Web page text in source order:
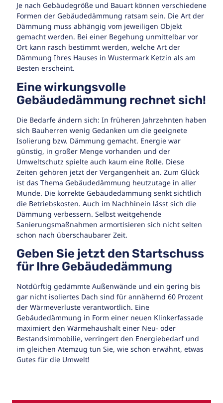
Je nach Gebäudegröße und Bauart können verschiedene
Formen der Gebäudedämmung ratsam sein. Die Art der
Dämmung muss abhängig vom jeweiligen Objekt
gemacht werden. Bei einer Begehung unmittelbar vor
Ort kann rasch bestimmt werden, welche Art der
Dämmung Ihres Hauses in Wustermark Ketzin als am
Besten erscheint.
Eine wirkungsvolle
Gebäudedämmung rechnet sich!
Die Bedarfe ändern sich: In früheren Jahrzehnten haben
sich Bauherren wenig Gedanken um die geeignete
Isolierung bzw. Dämmung gemacht. Energie war
günstig, in großer Menge vorhanden und der
Umweltschutz spielte auch kaum eine Rolle. Diese
Zeiten gehören jetzt der Vergangenheit an. Zum Glück
ist das Thema Gebäudedämmung heutzutage in aller
Munde. Die korrekte Gebäudedämmung senkt sichtlich
die Betriebskosten. Auch im Nachhinein lässt sich die
Dämmung verbessern. Selbst weitgehende
Sanierungsmaßnahmen armortisieren sich nicht selten
schon nach überschaubarer Zeit.
Geben Sie jetzt den Startschuss
für Ihre Gebäudedämmung
Notdürftig gedämmte Außenwände und ein gering bis
gar nicht isoliertes Dach sind für annähernd 60 Prozent
der Wärmeverluste verantwortlich. Eine
Gebäudedämmung in Form einer neuen Klinkerfassade
maximiert den Wärmehaushalt einer Neu- oder
Bestandsimmobilie, verringert den Energiebedarf und
im gleichen Atemzug tun Sie, wie schon erwähnt, etwas
Gutes für die Umwelt!